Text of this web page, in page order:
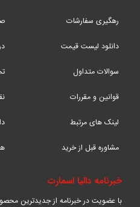
رهگیری سفارشات
دانلود لیست قیمت
سوالات متداول
قوانین و مقررات
لینک های مرتبط
مشاوره قبل از خرید
خبرنامه دالیا اسمارت
با عضویت در خبرنامه از جدیدترین